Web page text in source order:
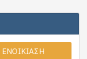
ΕΝΟΙΚΊΑΣΗ